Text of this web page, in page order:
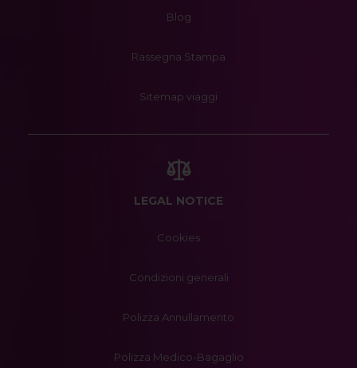
Blog
Rassegna Stampa
Sitemap viaggi
LEGAL NOTICE
Cookies
Condizioni generali
Polizza Annullamento
Polizza Medico-Bagaglio